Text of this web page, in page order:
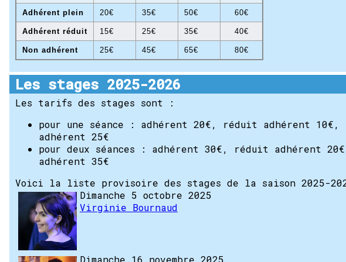
Adhérent plein 20€ 35€ 50€ 60€
Adhérent réduit 15€ 25€ 35€ 40€
Non adhérent 25€ 45€ 65€ 80€
Les stages 2025-2026
Les tarifs des stages sont :
pour une séance : adhérent 20€, réduit adhérent 10€,
adhérent 25€
pour deux séances : adhérent 30€, réduit adhérent
adhérent 35€
Voici la liste provisoire des stages de la saison 2025-
Dimanche 5 octobre 2025
Virginie Bournaud
Dimanche 16 novembre 2025